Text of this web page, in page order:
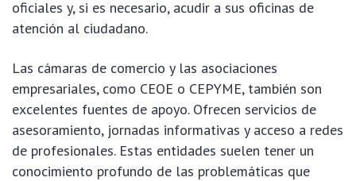
oficiales y, si es necesario, acudir a sus oficinas de
atención al ciudadano.
Las cámaras de comercio y las asociaciones
empresariales, como CEOE o CEPYME, también son
excelentes fuentes de apoyo. Ofrecen servicios de
asesoramiento, jornadas informativas y acceso a redes
de profesionales. Estas entidades suelen tener un
conocimiento profundo de las problemáticas que